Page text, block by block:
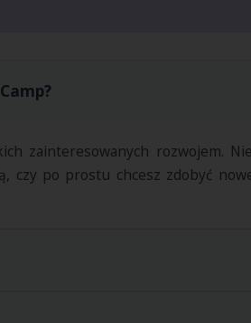
zainteresowanych rozwojem.
czy po prostu chcesz zdobyć